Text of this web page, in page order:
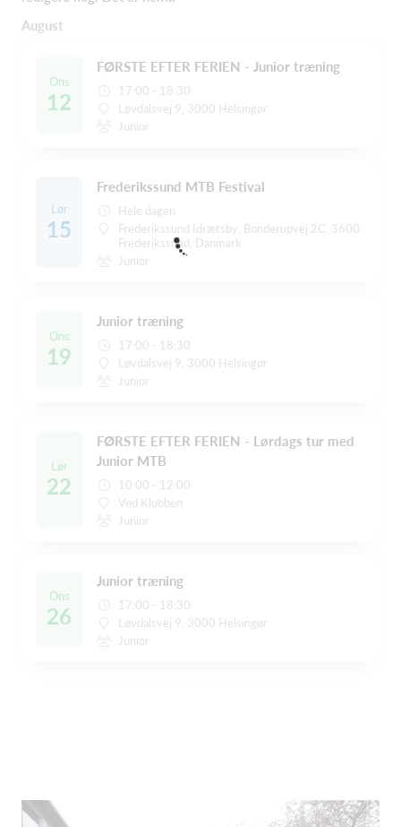
August
Ons
12
FØRSTE EFTER FERIEN - Junior træning
17:00 - 18:30
Løvdalsvej 9, 3000 Helsingør
Junior
Lør
15
Frederikssund MTB Festival
Hele dagen
Frederikssund Idrætsby, Bonderupvej 2C, 3600
Frederikssund, Danmark
Junior
Ons
19
Junior træning
17:00 - 18:30
Løvdalsvej 9, 3000 Helsingør
Junior
Lør
22
FØRSTE EFTER FERIEN - Lørdags tur med
Junior MTB
10:00 - 12:00
Ved Klubben
Junior
Ons
26
Junior træning
17:00 - 18:30
Løvdalsvej 9, 3000 Helsingør
Junior